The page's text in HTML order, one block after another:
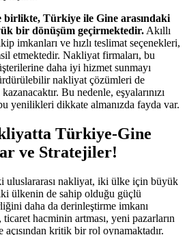
birlikte, Türkiye ile Gine arasındaki
bir dönüşüm geçirmektedir. Akıllı
imkanları ve hızlı teslimat seçenekleri,
etmektedir. Nakliyat firmaları, bu
daha iyi hizmet sunmayı
nakliyat çözümleri de
Bu nedenle, eşyalarınızı
yenilikleri dikkate almanızda fayda var.
Türkiye-Gine
ve Stratejiler!
uluslararası nakliyat, iki ülke için büyük
ülkenin de sahip olduğu güçlü
daha da derinleştirme imkanı
hacminin artması, yeni pazarların
kritik bir rol oynamaktadır.